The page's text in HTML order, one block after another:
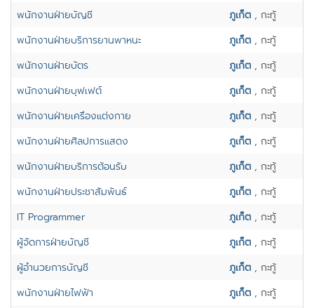
พนักงานฝ่ายบัญชี
ภูเก็ต , กะทู้
พนักงานฝ่ายบริการยานพาหนะ
ภูเก็ต , กะทู้
พนักงานฝ่ายบัตร
ภูเก็ต , กะทู้
พนักงานฝ่ายบุฟเฟต์
ภูเก็ต , กะทู้
พนักงานฝ่ายเครื่องแต่งกาย
ภูเก็ต , กะทู้
พนักงานฝ่ายศิลปการแสดง
ภูเก็ต , กะทู้
พนักงานฝ่ายบริการต้อนรับ
ภูเก็ต , กะทู้
พนักงานฝ่ายประชาสัมพันธ์
ภูเก็ต , กะทู้
IT Programmer
ภูเก็ต , กะทู้
ผู้จัดการฝ่ายบัญชี
ภูเก็ต , กะทู้
ผู้อำนวยการบัญชี
ภูเก็ต , กะทู้
พนักงานฝ่ายไฟฟ้า
ภูเก็ต , กะทู้